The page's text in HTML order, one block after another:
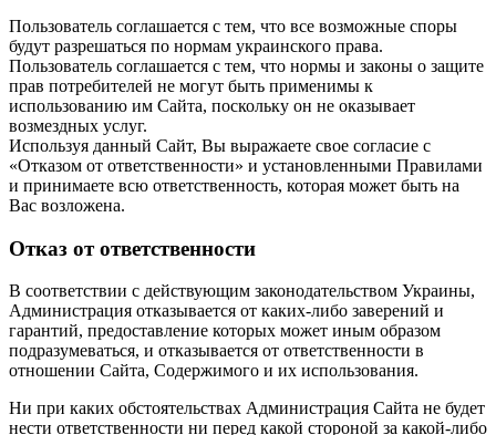
Пользователь соглашается с тем, что все возможные споры
будут разрешаться по нормам украинского права.
Пользователь соглашается с тем, что нормы и законы о защите
прав потребителей не могут быть применимы к
использованию им Сайта, поскольку он не оказывает
возмездных услуг.
Используя данный Сайт, Вы выражаете свое согласие с
«Отказом от ответственности» и установленными Правилами
и принимаете всю ответственность, которая может быть на
Вас возложена.
Отказ от ответственности
В соответствии с действующим законодательством Украины,
Администрация отказывается от каких-либо заверений и
гарантий, предоставление которых может иным образом
подразумеваться, и отказывается от ответственности в
отношении Сайта, Содержимого и их использования.
Ни при каких обстоятельствах Администрация Сайта не будет
нести ответственности ни перед какой стороной за какой-либо